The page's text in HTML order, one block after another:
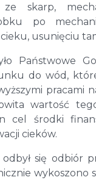
skarp,
po
usunięciu
Państwowe
do wód,
pracami
wartość
cel środki
cieków.
się odbiór